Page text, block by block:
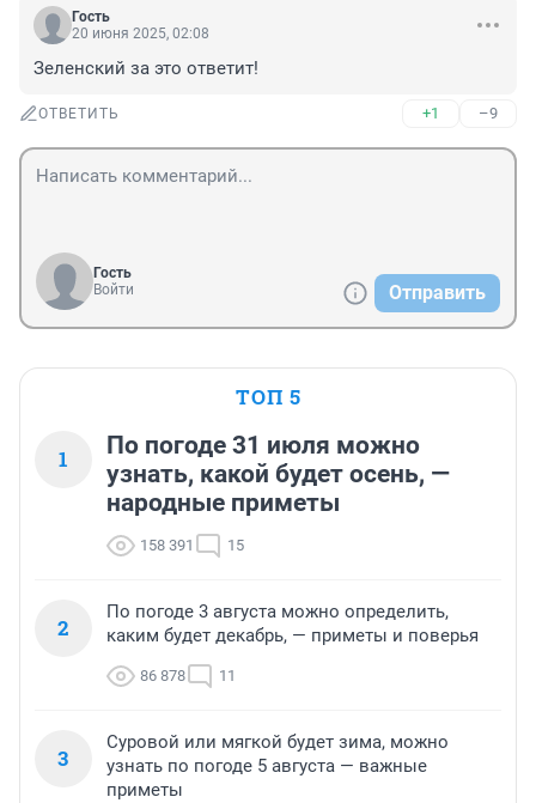
Гость
20 июня 2025, 02:08
Зеленский за это ответит!
ОТВЕТИТЬ +1 –9
Гость
Войти
Отправить
ТОП 5
1
По погоде 31 июля можно
узнать, какой будет осень, —
народные приметы
158 391 15
2
По погоде 3 августа можно определить,
каким будет декабрь, — приметы и поверья
86 878 11
3
Суровой или мягкой будет зима, можно
узнать по погоде 5 августа — важные
приметы